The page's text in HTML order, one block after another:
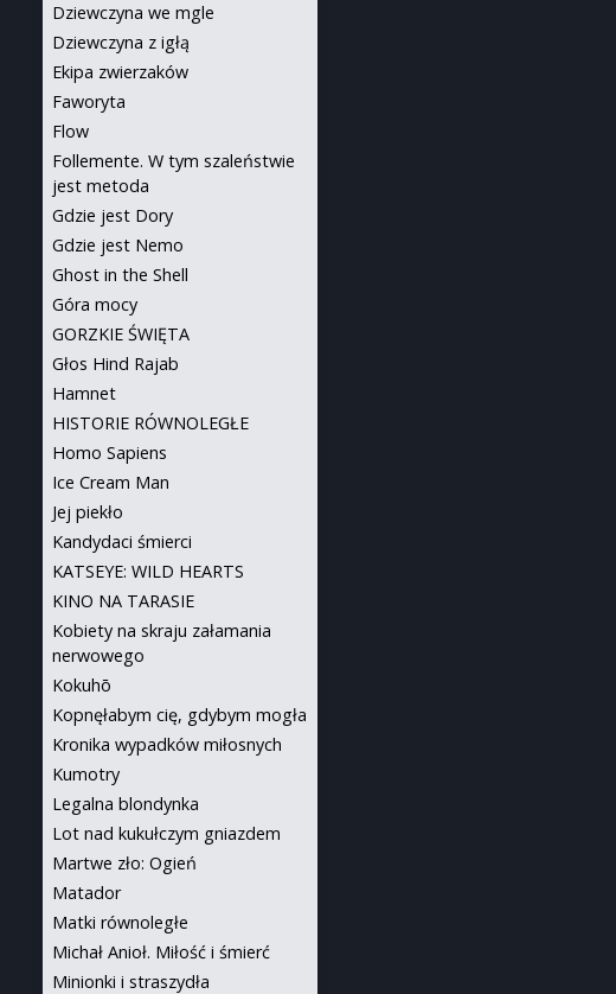
Dziewczyna we mgle
Dziewczyna z igłą
Ekipa zwierzaków
Faworyta
Flow
Follemente. W tym szaleństwie
jest metoda
Gdzie jest Dory
Gdzie jest Nemo
Ghost in the Shell
Góra mocy
GORZKIE ŚWIĘTA
Głos Hind Rajab
Hamnet
HISTORIE RÓWNOLEGŁE
Homo Sapiens
Ice Cream Man
Jej piekło
Kandydaci śmierci
KATSEYE: WILD HEARTS
KINO NA TARASIE
Kobiety na skraju załamania
nerwowego
Kokuhō
Kopnęłabym cię, gdybym mogła
Kronika wypadków miłosnych
Kumotry
Legalna blondynka
Lot nad kukułczym gniazdem
Martwe zło: Ogień
Matador
Matki równoległe
Michał Anioł. Miłość i śmierć
Minionki i straszydła